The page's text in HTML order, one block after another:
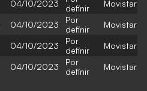
04/10/2023
definir
Movistar
04/10/2023
Por
definir
Movistar
04/10/2023
Por
definir
Movistar
04/10/2023
Por
definir
Movistar